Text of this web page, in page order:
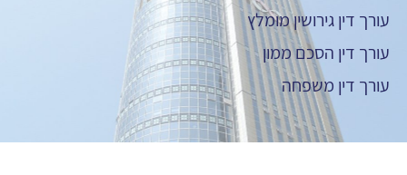
עורך דין גירושין מומלץ
עורך דין הסכם ממון
עורך דין משפחה